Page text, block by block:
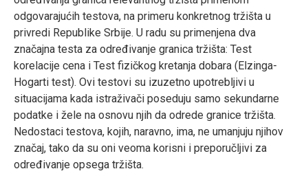
odgovarajućih testova, na primeru konkretnog tržišta u
privredi Republike Srbije. U radu su primenjena dva
značajna testa za određivanje granica tržišta: Test
korelacije cena i Test fizičkog kretanja dobara (Elzinga-
Hogarti test). Ovi testovi su izuzetno upotrebljivi u
situacijama kada istraživači poseduju samo sekundarne
podatke i žele na osnovu njih da odrede granice tržišta.
Nedostaci testova, kojih, naravno, ima, ne umanjuju njihov
značaj, tako da su oni veoma korisni i preporučljivi za
određivanje opsega tržišta.